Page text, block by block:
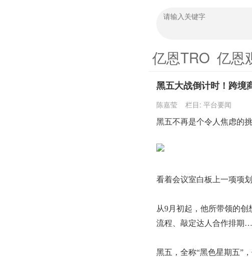
亿恩TRO 亿恩
黑五大战倒计时！跨境
陈嘉莹 栏目: 平台要闻
黑五不再是个令人焦虑的
看着会议室白板上一项项
从9月初起，他所带领的创
流程、敲定达人合作排期
黑五，全称“黑色星期五”